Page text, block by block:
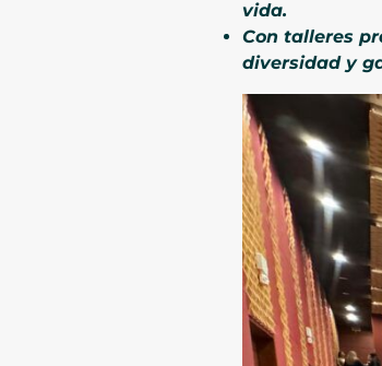
vida.
Con talleres
diversidad y